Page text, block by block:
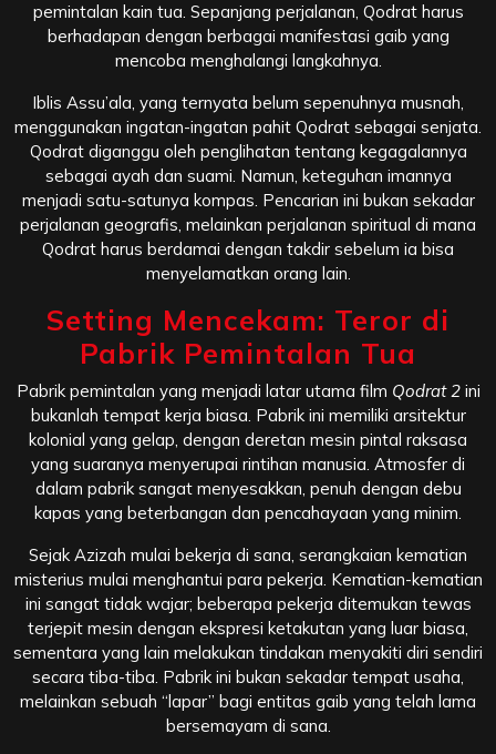
pemintalan kain tua. Sepanjang perjalanan, Qodrat harus
berhadapan dengan berbagai manifestasi gaib yang
mencoba menghalangi langkahnya.
Iblis Assu’ala, yang ternyata belum sepenuhnya musnah,
menggunakan ingatan-ingatan pahit Qodrat sebagai senjata.
Qodrat diganggu oleh penglihatan tentang kegagalannya
sebagai ayah dan suami. Namun, keteguhan imannya
menjadi satu-satunya kompas. Pencarian ini bukan sekadar
perjalanan geografis, melainkan perjalanan spiritual di mana
Qodrat harus berdamai dengan takdir sebelum ia bisa
menyelamatkan orang lain.
Setting Mencekam: Teror di
Pabrik Pemintalan Tua
Pabrik pemintalan yang menjadi latar utama film Qodrat 2ini
bukanlah tempat kerja biasa. Pabrik ini memiliki arsitektur
kolonial yang gelap, dengan deretan mesin pintal raksasa
yang suaranya menyerupai rintihan manusia. Atmosfer di
dalam pabrik sangat menyesakkan, penuh dengan debu
kapas yang beterbangan dan pencahayaan yang minim.
Sejak Azizah mulai bekerja di sana, serangkaian kematian
misterius mulai menghantui para pekerja. Kematian-kematian
ini sangat tidak wajar; beberapa pekerja ditemukan tewas
terjepit mesin dengan ekspresi ketakutan yang luar biasa,
sementara yang lain melakukan tindakan menyakiti diri sendiri
secara tiba-tiba. Pabrik ini bukan sekadar tempat usaha,
melainkan sebuah “lapar” bagi entitas gaib yang telah lama
bersemayam di sana.